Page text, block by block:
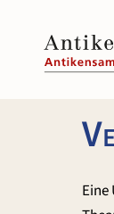
springen